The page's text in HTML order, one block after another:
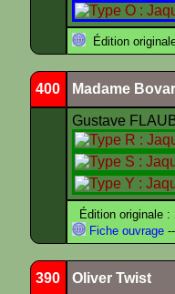
Édition
400 Madame
Gustave
Édition originale :
Fiche ouvrage
390 Oliver Twist